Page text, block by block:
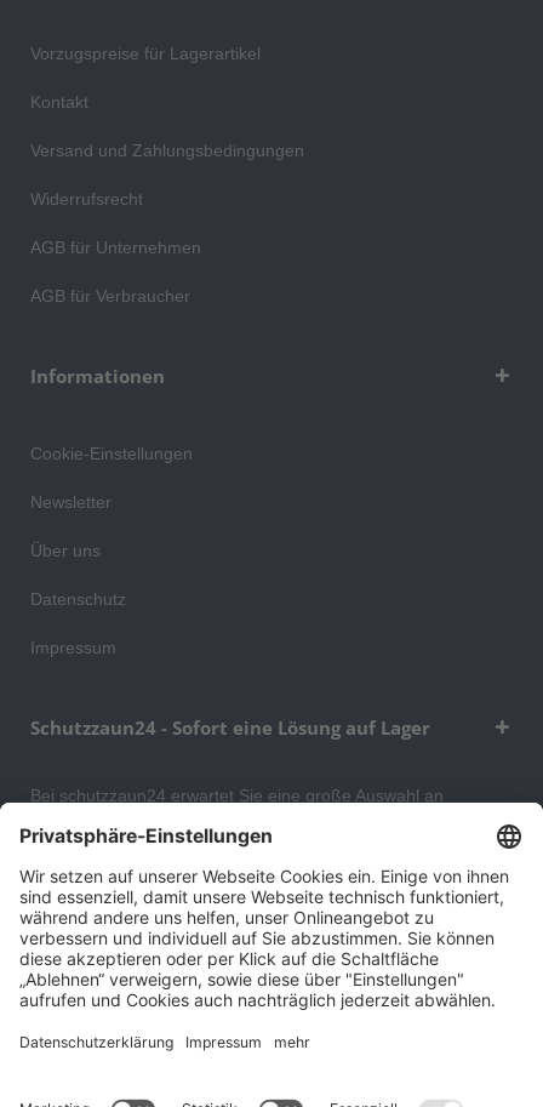
Vorzugspreise für Lagerartikel
Kontakt
Versand und Zahlungsbedingungen
Widerrufsrecht
AGB für Unternehmen
AGB für Verbraucher
Informationen
Cookie-Einstellungen
Newsletter
Über uns
Datenschutz
Impressum
Schutzzaun24 - Sofort eine Lösung auf Lager
Bei schutzzaun24 erwartet Sie eine große Auswahl an
Schutzgittern, Schutzeinrichtungen, Absturzsicherungen und
auch Ihr Wohngebäude optimal organisieren und sichern
können. An unserem Versandlager bevorraten wir ein großes
Sortiment von Lagerartikeln, welche innerhalb von 48 Stunden
versandbereit sind.
Cookie-Einstellungen Über uns